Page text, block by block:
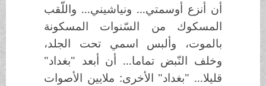
أن أنزع أوسمتي... ونياشيني... واللّقب
المسكوك من السّنوات المسكونة
بالموت، وألبس اسمي تحت الجلد،
وخلف النّبض تماما... أن أبعد "بغداد"
قليلا... "بغداد" الأخرى: ملايين الأصوات